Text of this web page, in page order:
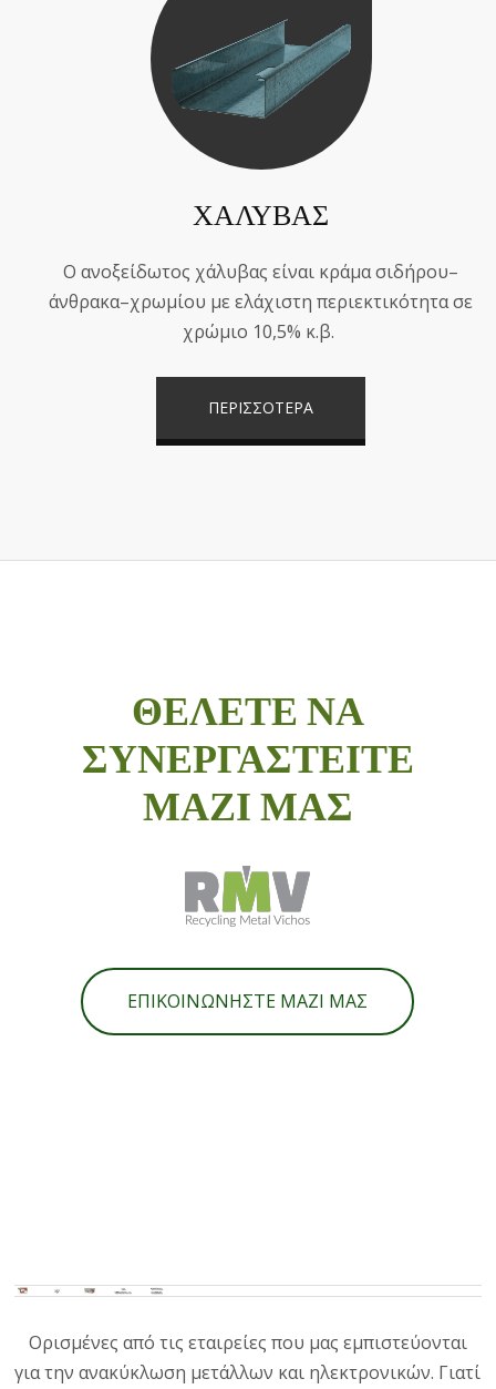
ΧΑΛΥΒΑΣ
Ο ανοξείδωτος χάλυβας είναι κράμα σιδήρου–
άνθρακα–χρωμίου με ελάχιστη περιεκτικότητα σε
χρώμιο 10,5% κ.β.
ΠΕΡΙΣΣΟΤΕΡΑ
ΘΕΛΕΤΕ ΝΑ
ΣΥΝΕΡΓΑΣΤΕΙΤΕ
ΜΑΖΙ ΜΑΣ
ΕΠΙΚΟΙΝΩΝΗΣΤΕ ΜΑΖΙ ΜΑΣ
Ορισμένες από τις εταιρείες που μας εμπιστεύονται
για την ανακύκλωση μετάλλων και ηλεκτρονικών. Γιατί